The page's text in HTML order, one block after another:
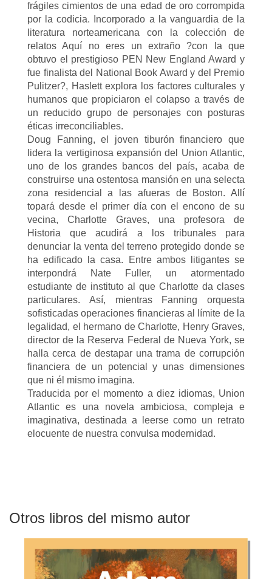
frágiles cimientos de una edad de oro corrompida
por la codicia. Incorporado a la vanguardia de la
literatura norteamericana con la colección de
relatos Aquí no eres un extraño ?con la que
obtuvo el prestigioso PEN New England Award y
fue finalista del National Book Award y del Premio
Pulitzer?, Haslett explora los factores culturales y
humanos que propiciaron el colapso a través de
un reducido grupo de personajes con posturas
éticas irreconciliables.
Doug Fanning, el joven tiburón financiero que
lidera la vertiginosa expansión del Union Atlantic,
uno de los grandes bancos del país, acaba de
construirse una ostentosa mansión en una selecta
zona residencial a las afueras de Boston. Allí
topará desde el primer día con el encono de su
vecina, Charlotte Graves, una profesora de
Historia que acudirá a los tribunales para
denunciar la venta del terreno protegido donde se
ha edificado la casa. Entre ambos litigantes se
interpondrá Nate Fuller, un atormentado
estudiante de instituto al que Charlotte da clases
particulares. Así, mientras Fanning orquesta
sofisticadas operaciones financieras al límite de la
legalidad, el hermano de Charlotte, Henry Graves,
director de la Reserva Federal de Nueva York, se
halla cerca de destapar una trama de corrupción
financiera de un potencial y unas dimensiones
que ni él mismo imagina.
Traducida por el momento a diez idiomas, Union
Atlantic es una novela ambiciosa, compleja e
imaginativa, destinada a leerse como un retrato
elocuente de nuestra convulsa modernidad.
Otros libros del mismo autor